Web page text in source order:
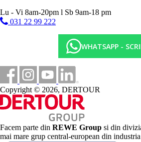
Mic dejun tip bufet
Pranz tip bufet (12:30–14:00)
Cina tip bufet (18:30-21:00)
Gustare usoara in timpul zilei
Bauturi alcoolice si non-
4 stele
Nota
In Grecia, exista obligatia de a plati
categoria de hotel. Taxa nu este
platita de catre client direct la receptia
Taxa turistica
Lu - Vi 8am-20pm l Sb 9am-18 pm
031 22 99 222
WHATSAPP -
Copyright © 2026, DERTOUR
Facem parte din REWE Group si din
mai mare grup central-european din